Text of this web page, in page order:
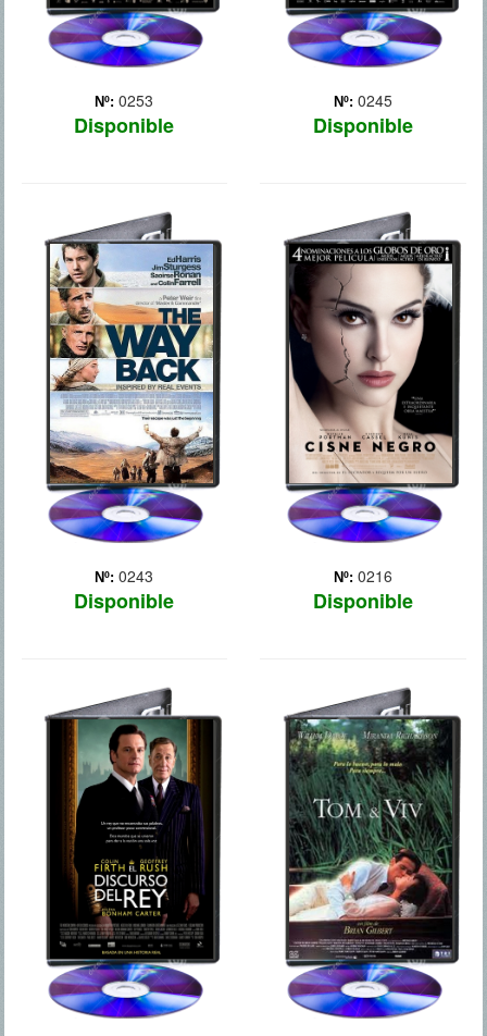
Nº: 0253
Disponible
Nº: 0245
Disponible
Nº: 0243
Disponible
CAMINO A LA
LIBERTAD
Nº: 0216
Disponible
EL CISNE
NEGRO
EL DISCURSO
DEL REY
TOM & VIV